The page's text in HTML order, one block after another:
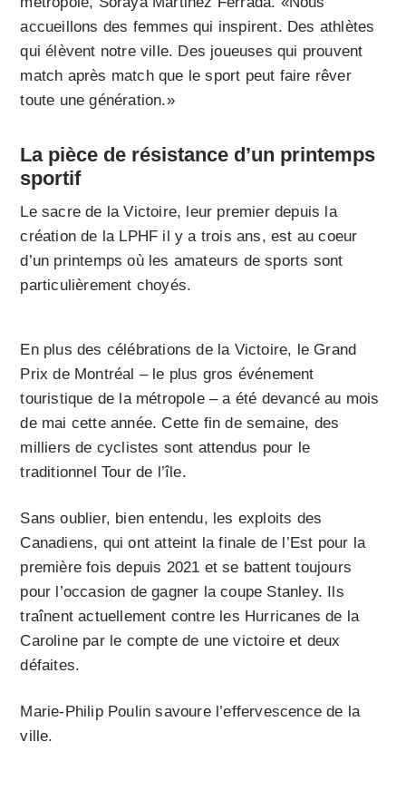
accueillons des femmes qui inspirent. Des athlètes
qui élèvent notre ville. Des joueuses qui prouvent
match après match que le sport peut faire rêver
toute une génération.»
La pièce de résistance d’un printemps
sportif
Le sacre de la Victoire, leur premier depuis la
création de la LPHF il y a trois ans, est au coeur
d’un printemps où les amateurs de sports sont
particulièrement choyés.
En plus des célébrations de la Victoire, le Grand
Prix de Montréal – le plus gros événement
touristique de la métropole – a été devancé au mois
de mai cette année. Cette fin de semaine, des
milliers de cyclistes sont attendus pour le
traditionnel Tour de l’île.
Sans oublier, bien entendu, les exploits des
Canadiens, qui ont atteint la finale de l’Est pour la
première fois depuis 2021 et se battent toujours
pour l’occasion de gagner la coupe Stanley. Ils
traînent actuellement contre les Hurricanes de la
Caroline par le compte de une victoire et deux
défaites.
Marie-Philip Poulin savoure l’effervescence de la
ville.